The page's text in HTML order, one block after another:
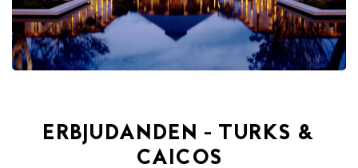
ERBJUDANDEN - TURKS &
CAICOS